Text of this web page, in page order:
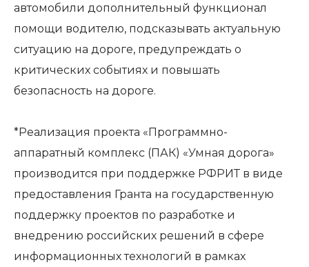
автомобили дополнительный функционал
помощи водителю, подсказывать актуальную
ситуацию на дороге, предупреждать о
критических событиях и повышать
безопасность на дороге.
*Реализация проекта «Программно-
аппаратный комплекс (ПАК) «Умная дорога»
производится при поддержке РФРИТ в виде
предоставления Гранта на государственную
поддержку проектов по разработке и
внедрению российских решений в сфере
информационных технологий в рамках